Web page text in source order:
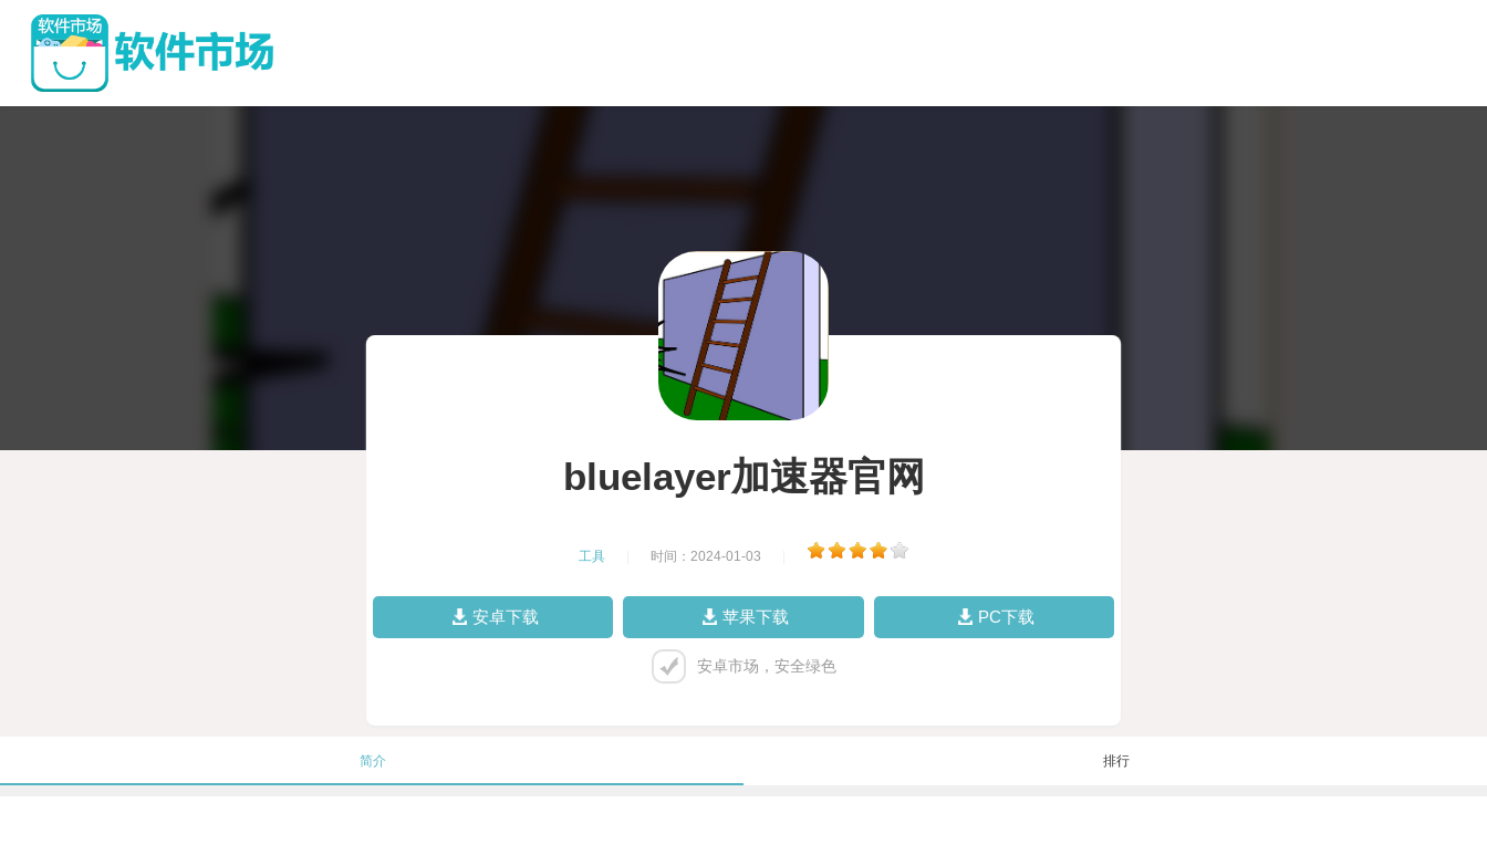
bluelayer加速器官网
工具 时间：2024-01-03
安卓下载 苹果下载 PC下载
安卓市场，安全绿色
简介 排行